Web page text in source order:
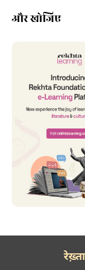
और खोजिए